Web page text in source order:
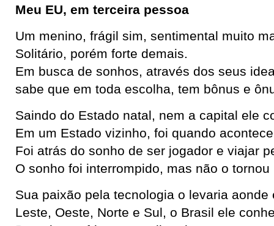
Meu EU, em terceira pessoa
Um menino, frágil sim, sentimental muito
Solitário, porém forte demais.
Em busca de sonhos, através dos seus
sabe que em toda escolha, tem bônus e
Saindo do Estado natal, nem a capital ele
Em um Estado vizinho, foi quando
Foi atrás do sonho de ser jogador e viajar
O sonho foi interrompido, mas não o tornou
Sua paixão pela tecnologia o levaria aonde
Leste, Oeste, Norte e Sul, o Brasil ele